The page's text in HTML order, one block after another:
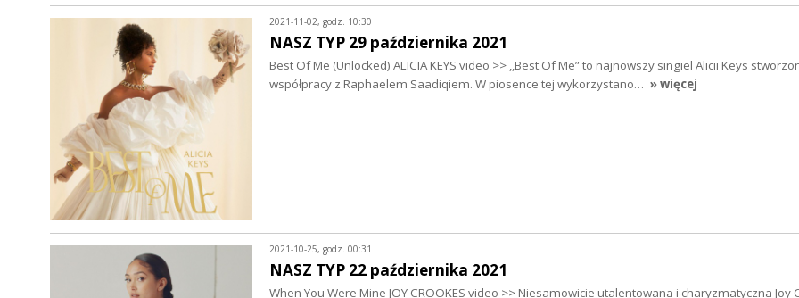
2021-11-02, godz. 10:30
NASZ TYP 29 października 2021
Best Of Me (Unlocked) ALICIA KEYS video >> ,,Best Of Me” to najnowszy singiel Alicii Keys
współpracy z Raphaelem Saadiqiem. W piosence tej wykorzystano… » więcej
2021-10-25, godz. 00:31
NASZ TYP 22 października 2021
When You Were Mine JOY CROOKES video >> Niesamowicie utalentowana i charyzmatyczna Joy